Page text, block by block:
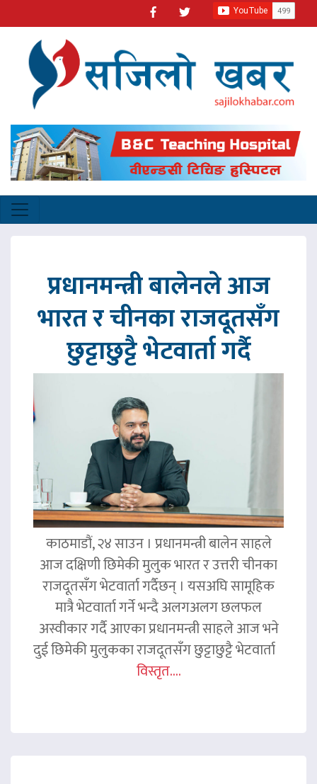
प्रधानमन्त्री बालेनले आज
भारत र चीनका राजदूतसँग
छुट्टाछुट्टै भेटवार्ता गर्दै
काठमाडौं, २४ साउन । प्रधानमन्त्री बालेन साहले
आज दक्षिणी छिमेकी मुलुक भारत र उत्तरी चीनका
राजदूतसँग भेटवार्ता गर्दैछन् । यसअघि सामूहिक
मात्रै भेटवार्ता गर्ने भन्दै अलगअलग छलफल
अस्वीकार गर्दै आएका प्रधानमन्त्री साहले आज भने
दुई छिमेकी मुलुकका राजदूतसँग छुट्टाछुट्टै भेटवार्ता
विस्तृत....